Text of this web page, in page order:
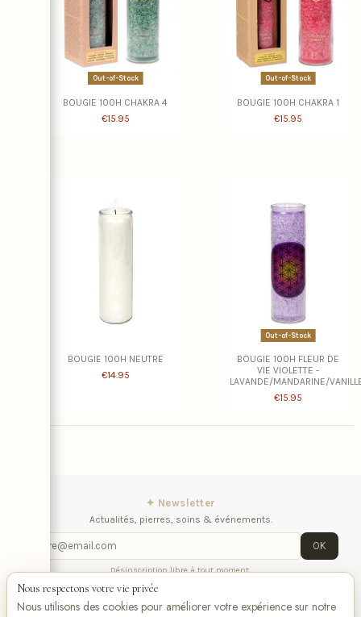
Out-of-Stock
BOUGIE 100H CHAKRA 4
€15.95
Out-of-Stock
BOUGIE 100H CHAKRA 1
€15.95
BOUGIE 100H NEUTRE
€14.95
Out-of-Stock
BOUGIE 100H FLEUR DE
VIE VIOLETTE -
LAVANDE/MANDARINE/
€15.95
✦ Newsletter
Actualités, pierres, soins & événements.
OK
Désinscription libre à tout moment.
iqitlinksmanager module
nous
Nous respectons votre vie privée
Nous utilisons des cookies pour améliorer votre expérience sur notre